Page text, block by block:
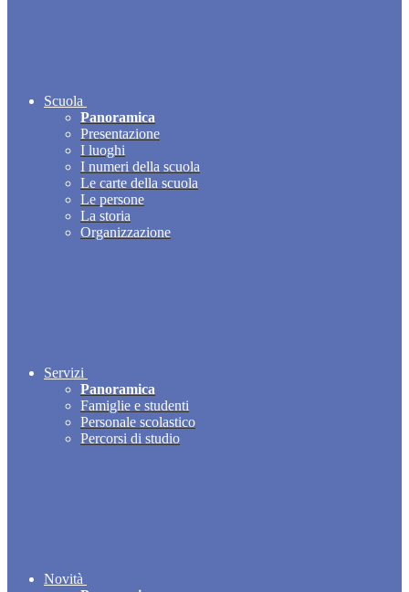
Scuola
Panoramica
Presentazione
I luoghi
I numeri della scuola
Le carte della scuola
Le persone
La storia
Organizzazione
Servizi
Panoramica
Famiglie e studenti
Personale scolastico
Percorsi di studio
Novità